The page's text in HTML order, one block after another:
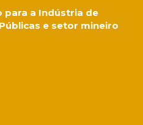
para a Indústria de
e setor mineiro